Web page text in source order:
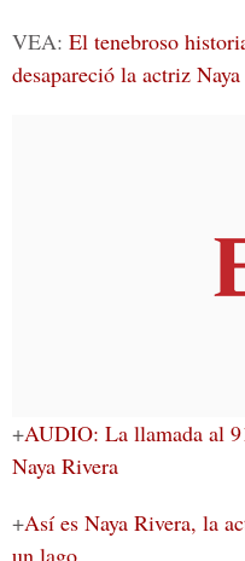
VEA: El tenebroso
desapareció la actriz
+AUDIO: La llamada al
Naya Rivera
+Así es Naya Rivera, la
un lago